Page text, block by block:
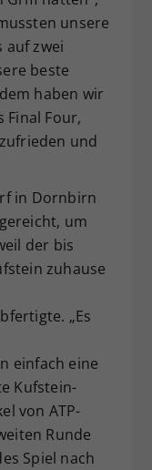
unsere
auf zwei
beste
haben wir
Final Four,
und
in Dornbirn
um
der bis
zuhause
„Es
einfach eine
Kufstein-
von ATP-
Runde
Spiel nach